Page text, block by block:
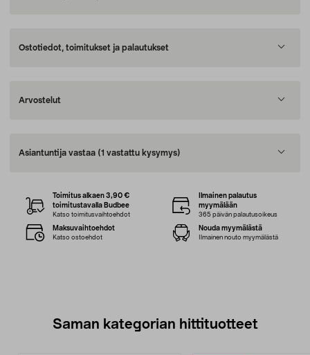
Ostotiedot, toimitukset ja palautukset
Arvostelut
Asiantuntija vastaa (1 vastattu kysymys)
Toimitus alkaen 3,90 €
toimitustavalla Budbee
Katso toimitusvaihtoehdot
Ilmainen palautus
myymälään
365 päivän palautusoikeus
Maksuvaihtoehdot
Katso ostoehdot
Nouda myymälästä
Ilmainen nouto myymälästä
Saman kategorian hittituotteet